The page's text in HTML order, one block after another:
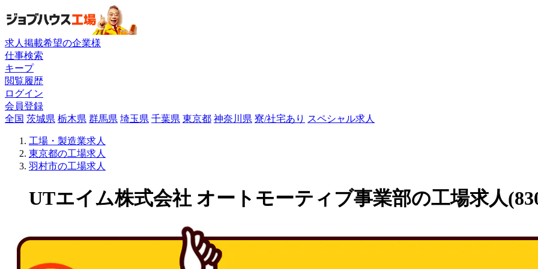
求人掲載希望の企業様
仕事検索
キープ
閲覧履歴
ログイン
会員登録
全国 茨城県 栃木県 群馬県 埼玉県 千葉県 東京都 神奈川県 寮/社宅あり スペシャル求人
工場・製造業求人
東京都の工場求人
羽村市の工場求人
UTエイム株式会社 オートモーティブ事業部の工場求人